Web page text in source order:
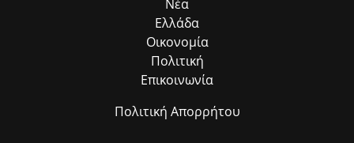
Νέα
Ελλάδα
Οικονομία
Πολιτική
Επικοινωνία
Πολιτική Απορρήτου